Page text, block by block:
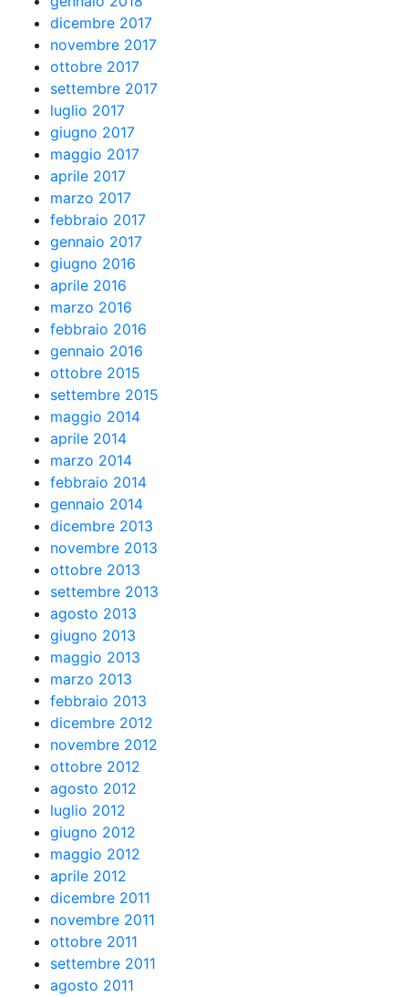
dicembre 2017
novembre 2017
ottobre 2017
settembre 2017
luglio 2017
giugno 2017
maggio 2017
aprile 2017
marzo 2017
febbraio 2017
gennaio 2017
giugno 2016
aprile 2016
marzo 2016
febbraio 2016
gennaio 2016
ottobre 2015
settembre 2015
maggio 2014
aprile 2014
marzo 2014
febbraio 2014
gennaio 2014
dicembre 2013
novembre 2013
ottobre 2013
settembre 2013
agosto 2013
giugno 2013
maggio 2013
marzo 2013
febbraio 2013
dicembre 2012
novembre 2012
ottobre 2012
agosto 2012
luglio 2012
giugno 2012
maggio 2012
aprile 2012
dicembre 2011
novembre 2011
ottobre 2011
settembre 2011
agosto 2011